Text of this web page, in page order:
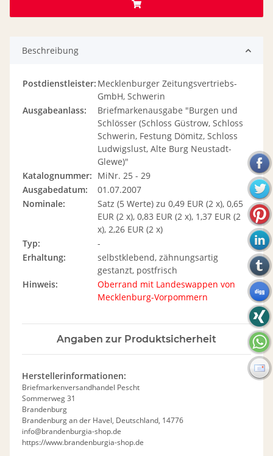
Beschreibung
Postdienstleister: Mecklenburger Zeitungsvertriebs-
GmbH, Schwerin
Ausgabeanlass:
Briefmarkenausgabe "Burgen und
Schlösser (Schloss Güstrow, Schloss
Schwerin, Festung Dömitz, Schloss
Ludwigslust, Alte Burg Neustadt-
Glewe)"
Katalognummer: MiNr. 25 - 29
Ausgabedatum:
01.07.2007
Nominale:
Satz (5 Werte) zu 0,49 EUR (2 x), 0,65
EUR (2 x), 0,83 EUR (2 x), 1,37 EUR (2
x), 2,26 EUR (2 x)
Typ:
-
Erhaltung:
selbstklebend, zähnungsartig
gestanzt, postfrisch
Hinweis:
Oberrand mit Landeswappen von
Mecklenburg-Vorpommern
Angaben zur Produktsicherheit
Herstellerinformationen:
Briefmarkenversandhandel Pescht
Sommerweg 31
Brandenburg
Brandenburg an der Havel, Deutschland, 14776
info@brandenburgia-shop.de
https://www.brandenburgia-shop.de